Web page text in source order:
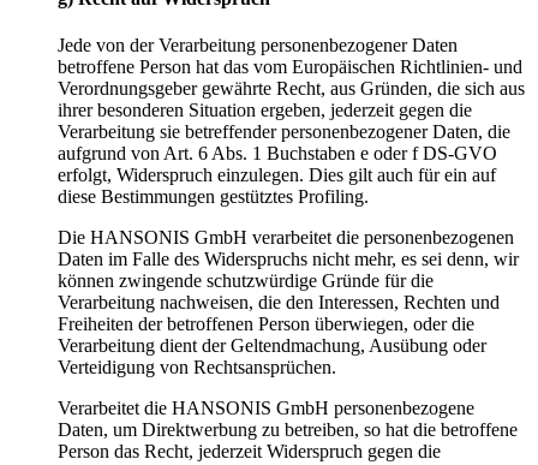
Jede von der Verarbeitung personenbezogener Daten
betroffene Person hat das vom Europäischen Richtlinien- und
Verordnungsgeber gewährte Recht, aus Gründen, die sich aus
ihrer besonderen Situation ergeben, jederzeit gegen die
Verarbeitung sie betreffender personenbezogener Daten, die
aufgrund von Art. 6 Abs. 1 Buchstaben e oder f DS-GVO
erfolgt, Widerspruch einzulegen. Dies gilt auch für ein auf
diese Bestimmungen gestütztes Profiling.
Die HANSONIS GmbH verarbeitet die personenbezogenen
Daten im Falle des Widerspruchs nicht mehr, es sei denn, wir
können zwingende schutzwürdige Gründe für die
Verarbeitung nachweisen, die den Interessen, Rechten und
Freiheiten der betroffenen Person überwiegen, oder die
Verarbeitung dient der Geltendmachung, Ausübung oder
Verteidigung von Rechtsansprüchen.
Verarbeitet die HANSONIS GmbH personenbezogene
Daten, um Direktwerbung zu betreiben, so hat die betroffene
Person das Recht, jederzeit Widerspruch gegen die